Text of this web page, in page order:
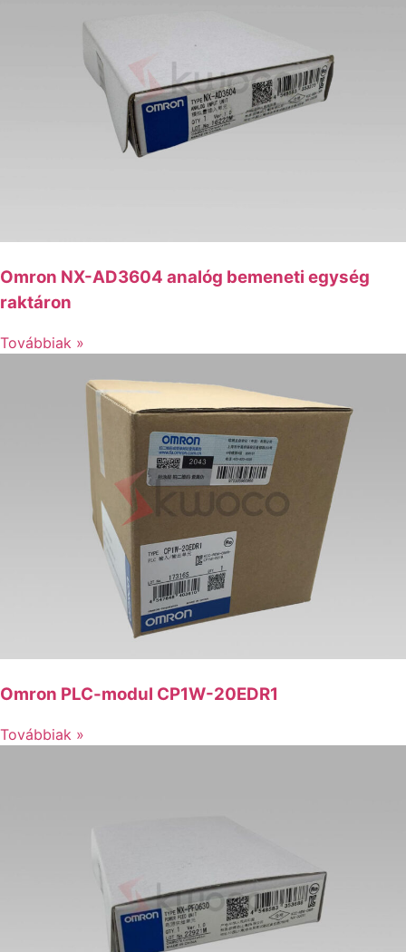
Omron NX-AD3604 analóg bemeneti egység
raktáron
Továbbiak »
Omron PLC-modul CP1W-20EDR1
Továbbiak »